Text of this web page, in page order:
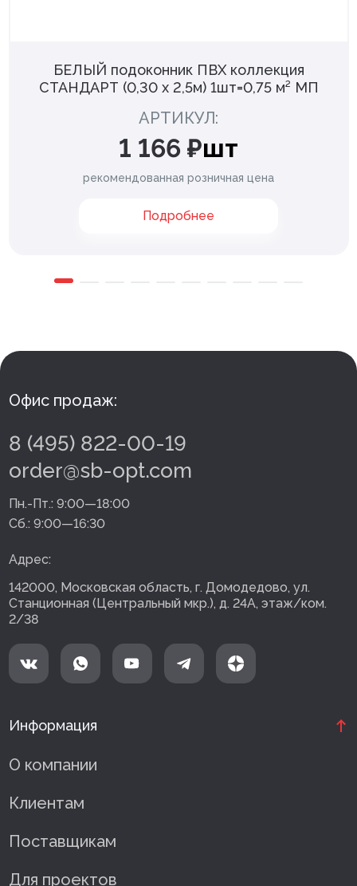
БЕЛЫЙ подоконник ПВХ коллекция
СТАНДАРТ (0,30 х 2,5м) 1шт=0,75 м² МП
АРТИКУЛ:
1 166 ₽шт
рекомендованная розничная цена
Подробнее
Офис продаж:
8 (495) 822-00-19
order@sb-opt.com
Пн.-Пт.: 9:00—18:00
Сб.: 9:00—16:30
Адрес:
142000, Московская область, г. Домодедово, ул.
Станционная (Центральный мкр.), д. 24А, этаж/ком.
2/38
Информация
О компании
Клиентам
Поставщикам
Для проектов